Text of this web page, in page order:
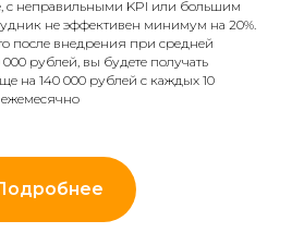
с неправильными KPI или большим
не эффективен минимум на 20%.
после внедрения при средней
000 рублей, вы будете получать
на 140 000 рублей с каждых 10